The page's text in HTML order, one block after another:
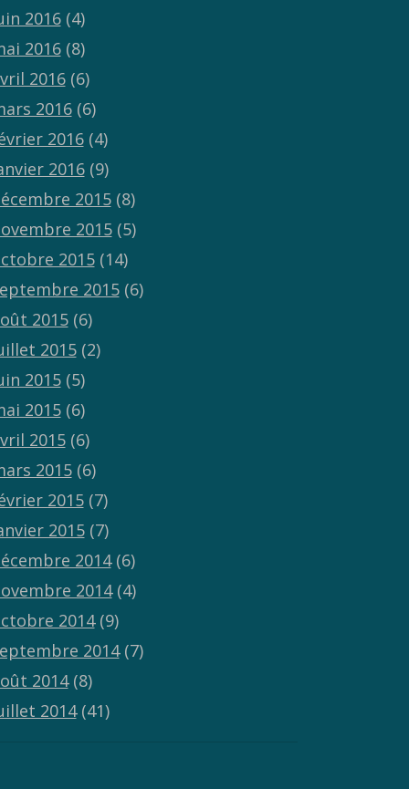
2016(4)
2016(8)
2016(6)
2016(6)
2016(4)
2016(9)
2015(8)
2015(5)
2015(14)
2015(6)
2015(6)
2015(2)
2015(5)
2015(6)
2015(6)
2015(6)
2015(7)
2015(7)
2014(6)
2014(4)
2014(9)
2014(7)
2014(8)
2014(41)